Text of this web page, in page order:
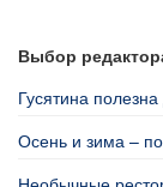
Выбор
Гусятина
Осень и зима –